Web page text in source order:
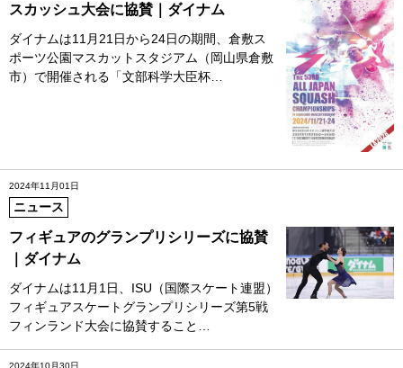
スカッシュ大会に協賛｜ダイナム
ダイナムは11月21日から24日の期間、倉敷ス
ポーツ公園マスカットスタジアム（岡山県倉敷
市）で開催される「文部科学大臣杯…
2024年11月01日
ニュース
フィギュアのグランプリシリーズに協賛
｜ダイナム
ダイナムは11月1日、ISU（国際スケート連盟）
フィギュアスケートグランプリシリーズ第5戦
フィンランド大会に協賛すること…
2024年10月30日